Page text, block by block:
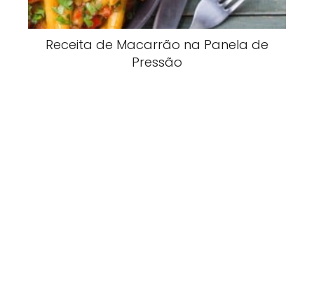
Receita de Macarrão na Panela de
Pressão